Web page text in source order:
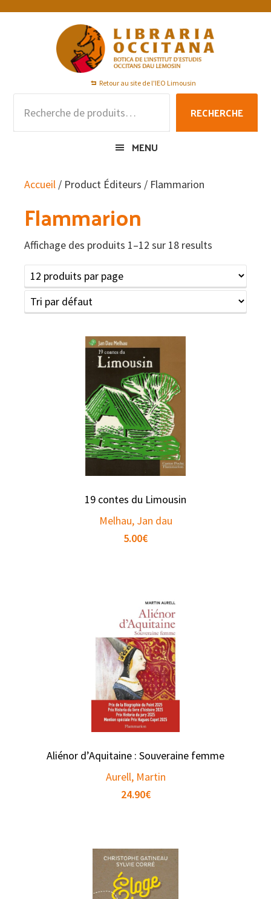
Passer
Passer
Passer
Retour au site de l'IEO Limousin
pour :
RECHERCHE
MENU
Accueil / Product Éditeurs / Flammarion
Flammarion
Affichage des produits 1–12 sur 18 results
19 contes du Limousin
Melhau, Jan dau
5.00€
Aliénor d’Aquitaine : Souveraine femme
Aurell, Martin
24.90€